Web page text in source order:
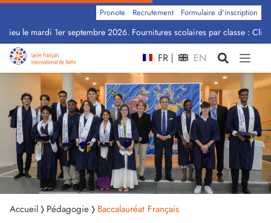
le mardi 1er septembre 2026. Fournitures scolaires par classe :
Pronote Recrutement Formulaire d'inscription
FR EN
Accueil Pédagogie Baccalauréat Français